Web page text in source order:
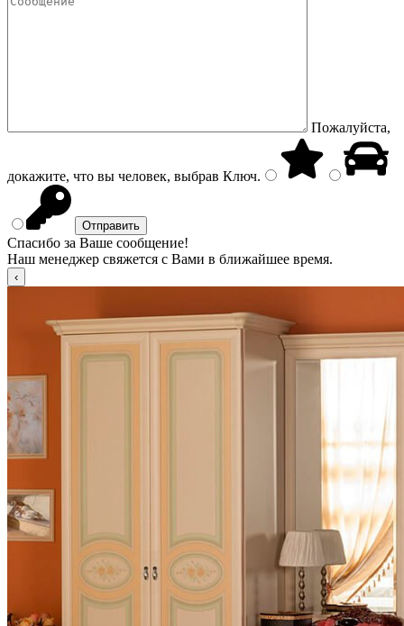
Пожалуйста,
докажите, что вы человек, выбрав Ключ.
Спасибо за Ваше сообщение!
Наш менеджер свяжется с Вами в ближайшее время.